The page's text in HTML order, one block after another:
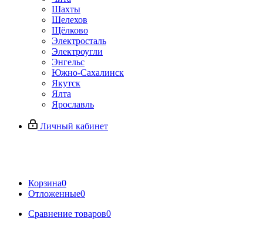
Шахты
Шелехов
Щёлково
Электросталь
Электроугли
Энгельс
Южно-Сахалинск
Якутск
Ялта
Ярославль
Личный кабинет
Корзина0
Отложенные0
Сравнение товаров0